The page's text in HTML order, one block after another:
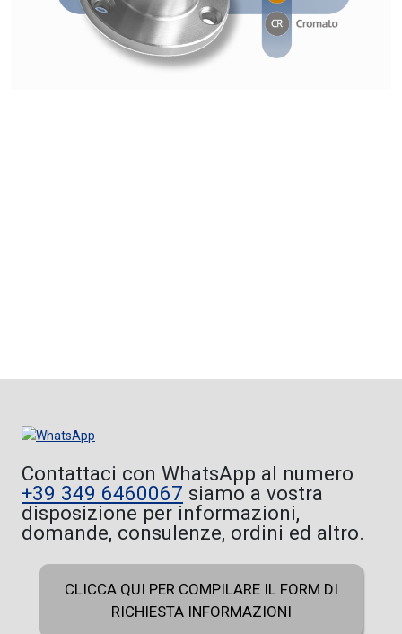
Contattaci con WhatsApp al numero
+39 349 6460067 siamo a vostra
disposizione per informazioni,
domande, consulenze, ordini ed altro.
CLICCA QUI PER COMPILARE IL FORM DI
RICHIESTA INFORMAZIONI